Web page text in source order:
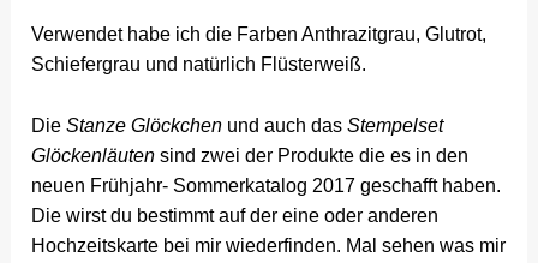
Verwendet habe ich die Farben Anthrazitgrau, Glutrot,
Schiefergrau und natürlich Flüsterweiß.
DieStanze Glöckchen und auch dasStempelset
Glöckenläuten sind zwei der Produkte die es in den
neuen Frühjahr- Sommerkatalog 2017 geschafft haben.
Die wirst du bestimmt auf der eine oder anderen
Hochzeitskarte bei mir wiederfinden. Mal sehen was mir